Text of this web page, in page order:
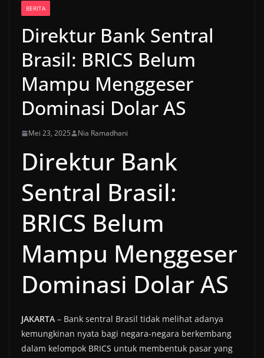
BERITA
Direktur Bank Sentral
Brasil: BRICS Belum
Mampu Menggeser
Dominasi Dolar AS
Mei 23, 2025 Nia Ramadhani
Direktur Bank
Sentral Brasil:
BRICS Belum
Mampu Menggeser
Dominasi Dolar AS
JAKARTA – Bank sentral Brasil tidak melihat adanya
kemungkinan nyata bagi negara-negara berkembang
dalam kelompok BRICS untuk membentuk pasar yang